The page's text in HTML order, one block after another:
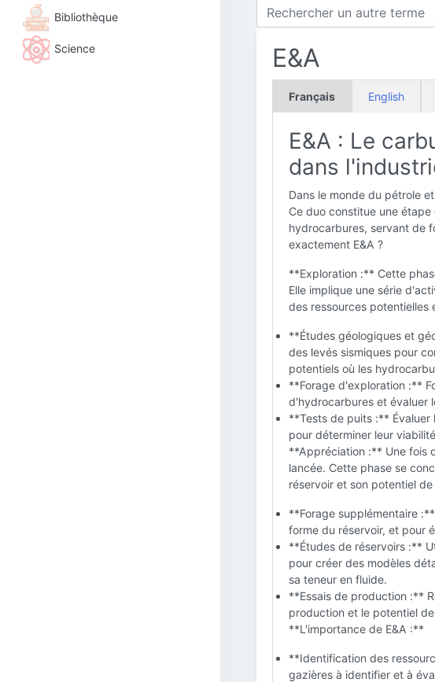
Bibliothèque
Science E&A
Français English
E&A : Le
dans
Dans le monde du pétrole
Ce duo constitue une
hydrocarbures, servant de
exactement E&A ?
**Exploration :** Cette
Elle implique une série
des ressources potentielles
**Études géologiques et
des levés sismiques pour
potentiels où les
**Forage d'exploration :**
d'hydrocarbures et évaluer
**Tests de puits :**
pour déterminer leur
**Appréciation :** Une fois
lancée. Cette phase se
réservoir et son potentiel
**Forage supplémentaire
forme du réservoir, et pour
**Études de réservoirs :**
pour créer des modèles
sa teneur en fluide.
**Essais de production :**
production et le potentiel
**L'importance de E&A :**
**Identification des
gazières à identifier et à